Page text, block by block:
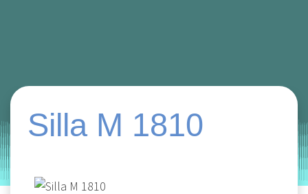
by Entorno | on febrero 14, 2022
Silla M 1810